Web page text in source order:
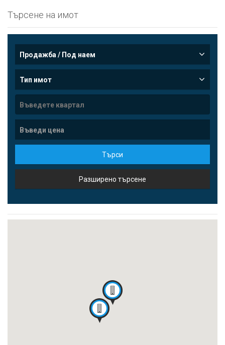
Търсене на имот
Продажба / Под наем
Тип имот
Търси
Разширено търсене